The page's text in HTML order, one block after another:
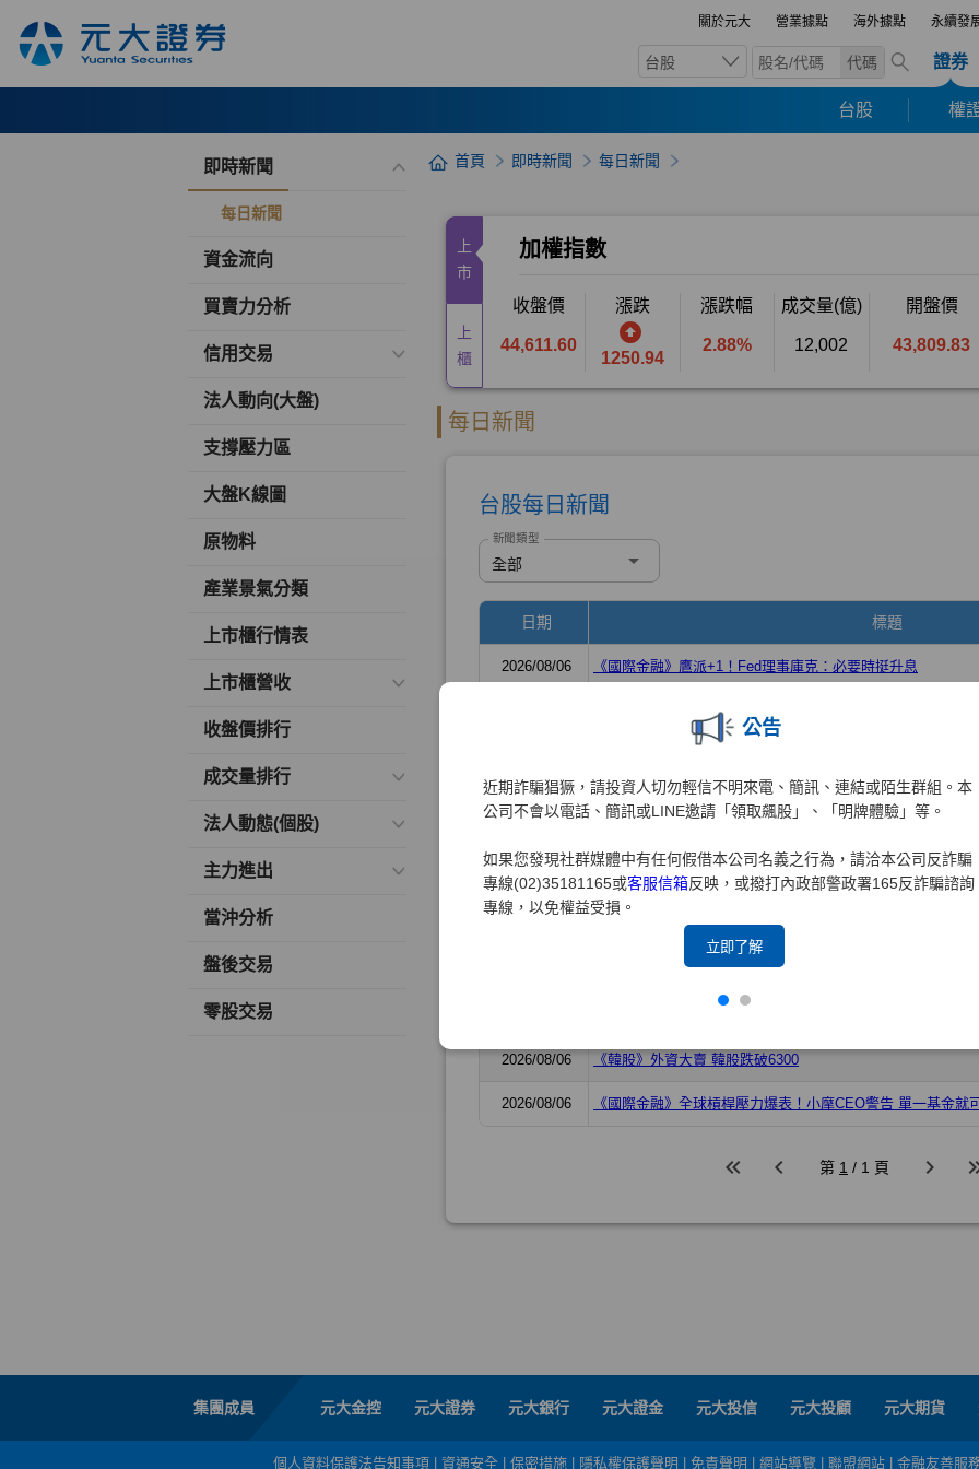
關於元大 營業據點 海外據點 永續發
台股 代碼 證券
台股 權
公告
近期詐騙猖獗，請投資人切勿輕信不明來電、簡訊、連結或陌生群組。本
公司不會以電話、簡訊或LINE邀請「領取飆股」、「明牌體驗」等。
如果您發現社群媒體中有任何假借本公司名義之行為，請洽本公司反詐騙
專線(02)35181165或客服信箱反映，或撥打內政部警政署165反詐騙諮詢
專線，以免權益受損。
立即了解
即時新聞
每日新聞
資金流向
買賣力分析
信用交易
法人動向(大盤)
支撐壓力區
大盤K線圖
原物料
產業景氣分類
上市櫃行情表
上市櫃營收
收盤價排行
成交量排行
法人動態(個股)
主力進出
當沖分析
盤後交易
零股交易
首頁 即時新聞 每日新聞
集團成員 元大金控 元大證券 元大銀行 元大證金 元大投信 元大投顧 元大期貨
個人資料保護法告知事項 資通安全 保密措施 隱私權保護聲明 免責聲明 網站導覽 聯盟網站 金融友善服